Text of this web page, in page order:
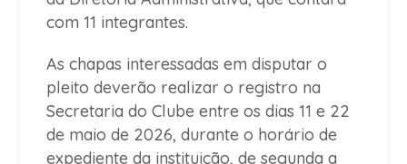
com 11 integrantes.
As chapas interessadas em disputar o
pleito deverão realizar o registro na
Secretaria do Clube entre os dias 11 e 22
de maio de 2026, durante o horário de
expediente da instituição, de segunda a